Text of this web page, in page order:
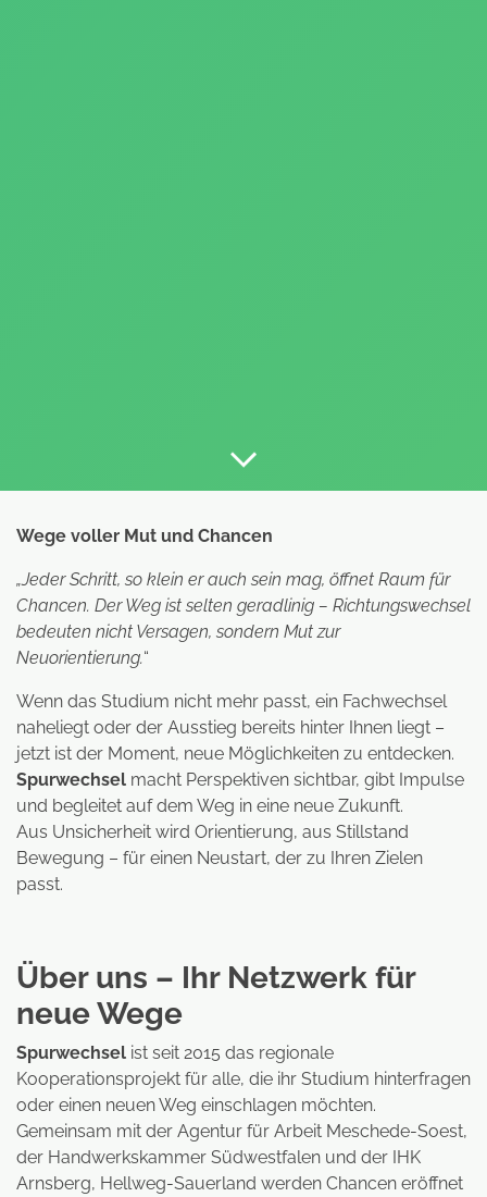
Wege voller Mut und Chancen
„Jeder Schritt, so klein er auch sein mag, öffnet Raum für
Chancen. Der Weg ist selten geradlinig – Richtungswechsel
bedeuten nicht Versagen, sondern Mut zur
Neuorientierung.“
Wenn das Studium nicht mehr passt, ein Fachwechsel
naheliegt oder der Ausstieg bereits hinter Ihnen liegt –
jetzt ist der Moment, neue Möglichkeiten zu entdecken.
Spurwechsel macht Perspektiven sichtbar, gibt Impulse
und begleitet auf dem Weg in eine neue Zukunft.
Aus Unsicherheit wird Orientierung, aus Stillstand
Bewegung – für einen Neustart, der zu Ihren Zielen
passt.
Über uns – Ihr Netzwerk für
neue Wege
Spurwechsel ist seit 2015 das regionale
Kooperationsprojekt für alle, die ihr Studium hinterfragen
oder einen neuen Weg einschlagen möchten.
Gemeinsam mit der Agentur für Arbeit Meschede-Soest,
der Handwerkskammer Südwestfalen und der IHK
Arnsberg, Hellweg-Sauerland werden Chancen eröffnet